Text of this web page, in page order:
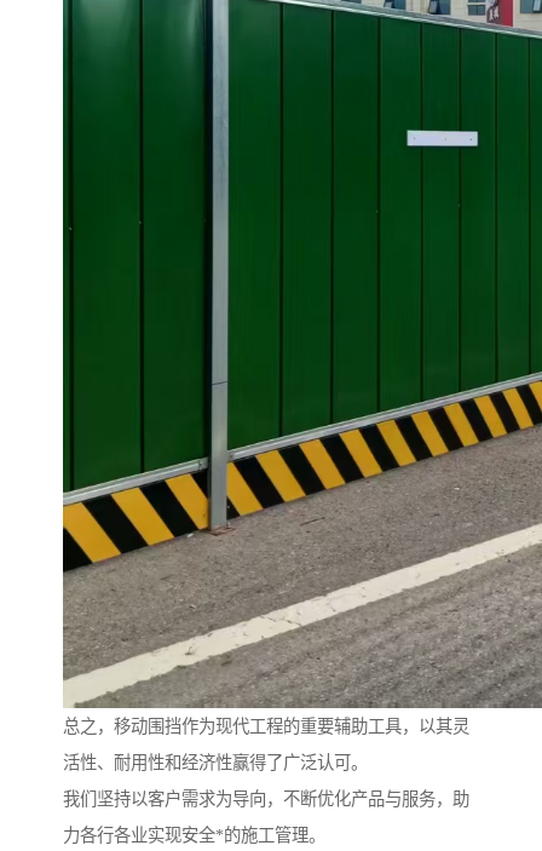
总之，移动围挡作为现代工程的重要辅助工具，以其灵
活性、耐用性和经济性赢得了广泛认可。
我们坚持以客户需求为导向，不断优化产品与服务，助
力各行各业实现安全*的施工管理。